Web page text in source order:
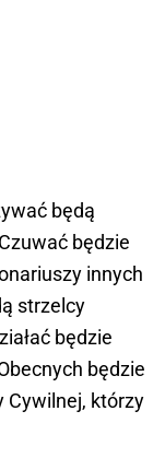
będą
będzie
innych
strzelcy
będzie
będzie
Cywilnej, którzy